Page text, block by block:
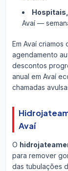
Avaí —
Em Avaí
agendamento
descontos
anual em Avaí
chamadas
Avaí
O
para remover
das tubulações